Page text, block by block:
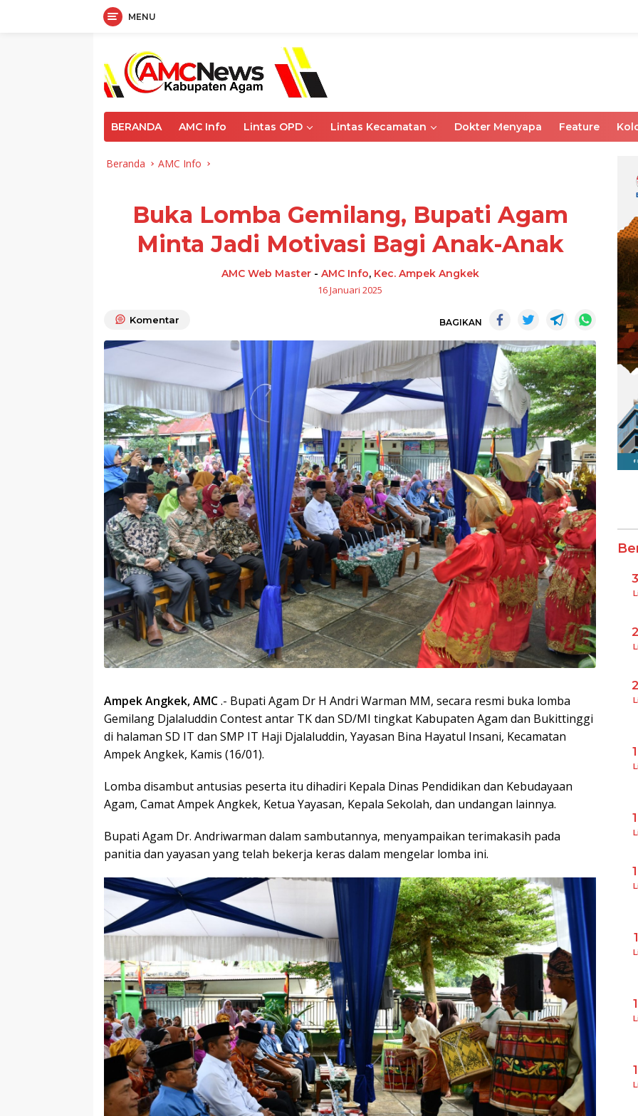
MENU
BERANDA AMC Info Lintas OPD Lintas Kecamatan Dokter Menyapa Feature
Beranda AMC Info
Buka Lomba Gemilang, Bupati Agam
Minta Jadi Motivasi Bagi Anak-Anak
AMC Web Master- AMC Info, Kec. Ampek Angkek
16 Januari 2025
Komentar BAGIKAN
Ampek Angkek, AMC.- Bupati Agam Dr H Andri Warman MM, secara resmi buka lomba
Gemilang Djalaluddin Contest antar TK dan SD/MI tingkat Kabupaten Agam dan Bukittinggi
di halaman SD IT dan SMP IT Haji Djalaluddin, Yayasan Bina Hayatul Insani, Kecamatan
Ampek Angkek, Kamis (16/01).
Lomba disambut antusias peserta itu dihadiri Kepala Dinas Pendidikan dan Kebudayaan
Agam, Camat Ampek Angkek, Ketua Yayasan, Kepala Sekolah, dan undangan lainnya.
Bupati Agam Dr. Andriwarman dalam sambutannya, menyampaikan terimakasih pada
panitia dan yayasan yang telah bekerja keras dalam mengelar lomba ini.